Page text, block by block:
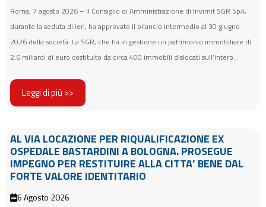
Roma, 7 agosto 2026 – Il Consiglio di Amministrazione di Invimit SGR SpA,
durante la seduta di ieri, ha approvato il bilancio intermedio al 30 giugno
2026 della società. La SGR, che ha in gestione un patrimonio immobiliare di
2,6 miliardi di euro costituito da circa 400 immobili dislocati sull’intero...
Leggi di più >>
AL VIA LOCAZIONE PER RIQUALIFICAZIONE EX
OSPEDALE BASTARDINI A BOLOGNA. PROSEGUE
IMPEGNO PER RESTITUIRE ALLA CITTA’ BENE DAL
FORTE VALORE IDENTITARIO
6 Agosto 2026